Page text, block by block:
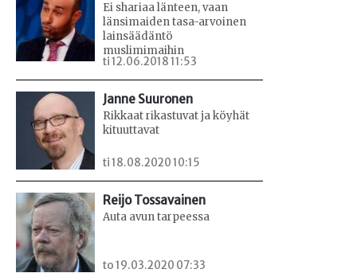
Ei shariaa länteen, vaan
länsimaiden tasa-arvoinen
lainsäädäntö
muslimimaihin
ti 12.06.2018 11:53
Janne Suuronen
Rikkaat rikastuvat ja köyhät
kituuttavat
ti 18.08.2020 10:15
Reijo Tossavainen
Auta avun tarpeessa
to 19.03.2020 07:33